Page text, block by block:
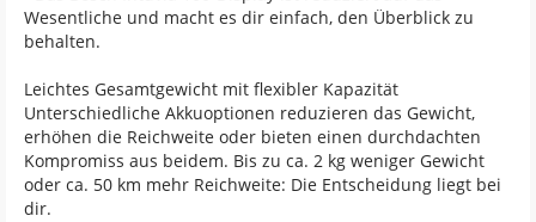
Wesentliche und macht es dir einfach, den Überblick zu
behalten.
Leichtes Gesamtgewicht mit flexibler Kapazität
Unterschiedliche Akkuoptionen reduzieren das Gewicht,
erhöhen die Reichweite oder bieten einen durchdachten
Kompromiss aus beidem. Bis zu ca. 2 kg weniger Gewicht
oder ca. 50 km mehr Reichweite: Die Entscheidung liegt bei
dir.